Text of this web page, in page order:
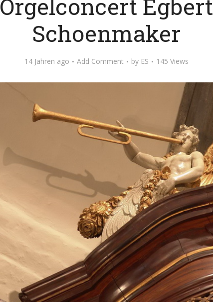
Orgelconcert Egbert
Schoenmaker
14 Jahren ago Add Comment by ES 145 Views